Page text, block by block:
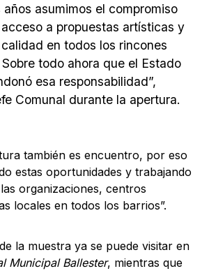
asumimos el compromiso
a propuestas artísticas y
en todos los rincones
todo ahora que el Estado
esa responsabilidad”,
Comunal durante la apertura.
también es encuentro, por eso
estas oportunidades y trabajando
organizaciones, centros
locales en todos los barrios”.
la muestra ya se puede visitar en
Municipal Ballester, mientras que